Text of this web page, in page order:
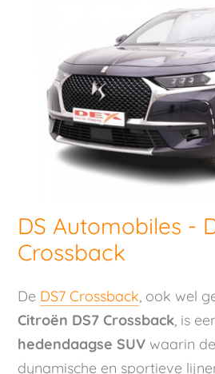
DS Automobiles -
Crossback
De DS7 Crossback, ook wel
Citroën DS7 Crossback, is
hedendaagse SUV waarin
dynamische en sportieve